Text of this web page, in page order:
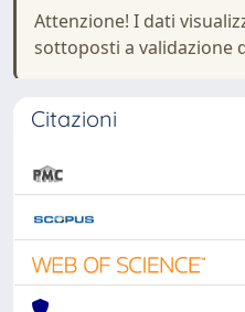
Attenzione! I dati
sottoposti a validazione
Citazioni